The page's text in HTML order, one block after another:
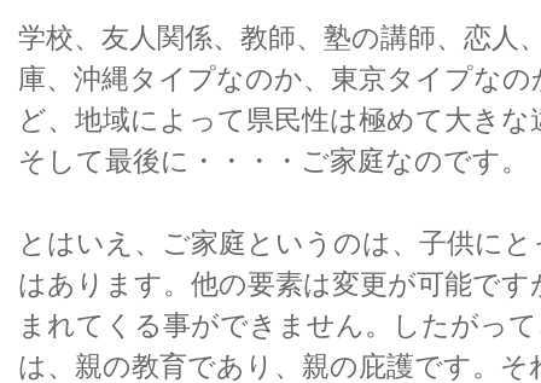
学校、友人関係、教師、塾の講師、恋人
庫、沖縄タイプなのか、東京タイプな
ど、地域によって県民性は極めて大き
そして最後に・・・・ご家庭なのです。
とはいえ、ご家庭というのは、子供に
はあります。他の要素は変更が可能で
まれてくる事ができません。したがっ
は、親の教育であり、親の庇護です。